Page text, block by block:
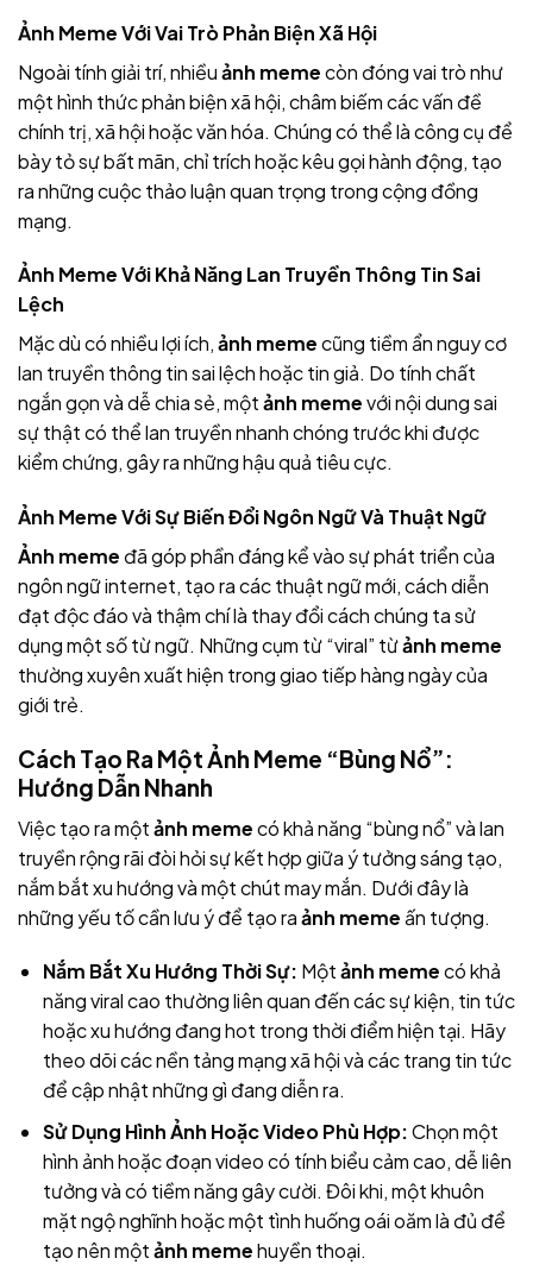
Ảnh Meme Với Vai Trò Phản Biện Xã Hội
Ngoài tính giải trí, nhiềuảnh memecòn đóng vai trò như
một hình thức phản biện xã hội, châm biếm các vấn đề
chính trị, xã hội hoặc văn hóa. Chúng có thể là công cụ để
bày tỏ sự bất mãn, chỉ trích hoặc kêu gọi hành động, tạo
ra những cuộc thảo luận quan trọng trong cộng đồng
mạng.
Ảnh Meme Với Khả Năng Lan Truyền Thông Tin Sai
Lệch
Mặc dù có nhiều lợi ích,ảnh memecũng tiềm ẩn nguy cơ
lan truyền thông tin sai lệch hoặc tin giả. Do tính chất
ngắn gọn và dễ chia sẻ, mộtảnh memevới nội dung sai
sự thật có thể lan truyền nhanh chóng trước khi được
kiểm chứng, gây ra những hậu quả tiêu cực.
Ảnh Meme Với Sự Biến Đổi Ngôn Ngữ Và Thuật Ngữ
Ảnh meme đã góp phần đáng kể vào sự phát triển của
ngôn ngữ internet, tạo ra các thuật ngữ mới, cách diễn
đạt độc đáo và thậm chí là thay đổi cách chúng ta sử
dụng một số từ ngữ. Những cụm từ “viral” từảnh meme
thường xuyên xuất hiện trong giao tiếp hàng ngày của
giới trẻ.
Cách Tạo Ra Một Ảnh Meme “Bùng Nổ”:
Hướng Dẫn Nhanh
Việc tạo ra mộtảnh memecó khả năng “bùng nổ” và lan
truyền rộng rãi đòi hỏi sự kết hợp giữa ý tưởng sáng tạo,
nắm bắt xu hướng và một chút may mắn. Dưới đây là
những yếu tố cần lưu ý để tạo raảnh meme ấn tượng.
Nắm Bắt Xu Hướng Thời Sự: Mộtảnh memecó khả
năng viral cao thường liên quan đến các sự kiện, tin tức
hoặc xu hướng đang hot trong thời điểm hiện tại. Hãy
theo dõi các nền tảng mạng xã hội và các trang tin tức
để cập nhật những gì đang diễn ra.
Sử Dụng Hình Ảnh Hoặc Video Phù Hợp:Chọn một
hình ảnh hoặc đoạn video có tính biểu cảm cao, dễ liên
tưởng và có tiềm năng gây cười. Đôi khi, một khuôn
mặt ngộ nghĩnh hoặc một tình huống oái oăm là đủ để
tạo nên mộtảnh memehuyền thoại.